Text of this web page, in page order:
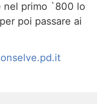
nel primo `800 lo
poi passare ai